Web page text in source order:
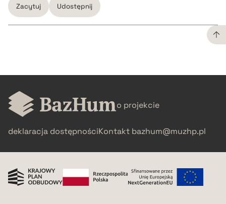
Zacytuj Udostępnij
BIBTEX
o projekcie
deklaracja dostępnościKontakt bazhum@muzhp.pl